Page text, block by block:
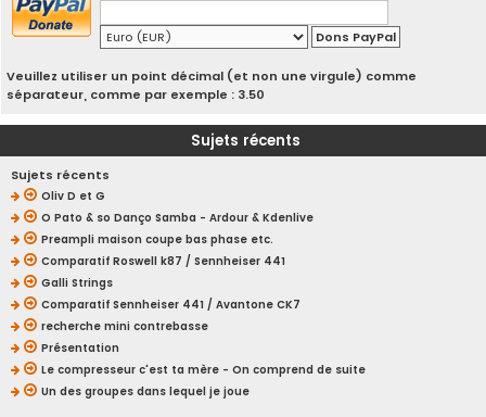
Veuillez utiliser un point décimal (et non une virgule) comme
séparateur, comme par exemple : 3.50
Sujets récents
Sujets récents
Oliv D et G
O Pato & so Danço Samba - Ardour & Kdenlive
Preampli maison coupe bas phase etc.
Comparatif Roswell k87 / Sennheiser 441
Galli Strings
Comparatif Sennheiser 441 / Avantone CK7
recherche mini contrebasse
Présentation
Le compresseur c'est ta mère - On comprend de suite
Un des groupes dans lequel je joue